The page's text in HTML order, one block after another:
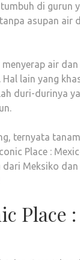
di gurun
asupan air
air
lain yang
duri-durinya
ternyata
Place :
Meksiko dan
Place